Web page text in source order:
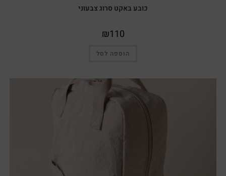
כובע באקט סרוג צבעוני
₪110
הוספה לסל